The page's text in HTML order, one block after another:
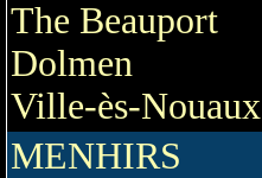
The Beauport
Dolmen
Ville-ès-Nouaux
MENHIRS